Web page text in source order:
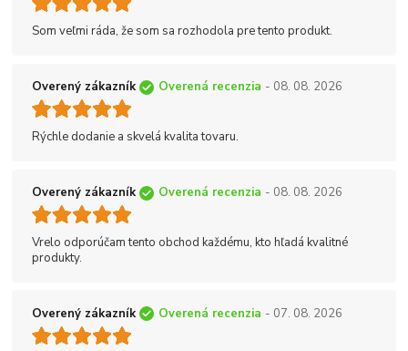
Som veľmi ráda, že som sa rozhodola pre tento produkt.
Overený zákazník Overená recenzia - 08. 08. 2026
Rýchle dodanie a skvelá kvalita tovaru.
Overený zákazník Overená recenzia - 08. 08. 2026
Vrelo odporúčam tento obchod každému, kto hľadá kvalitné
produkty.
Overený zákazník Overená recenzia - 07. 08. 2026